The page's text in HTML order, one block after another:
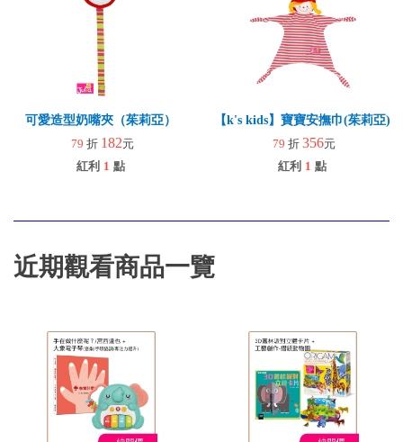
可愛造型奶嘴夾（茱莉亞）
79 折 182元
紅利 1 點
【k's kids】寶寶安撫巾(茱莉亞)
79 折 356元
紅利 1 點
近期觀看商品一覽